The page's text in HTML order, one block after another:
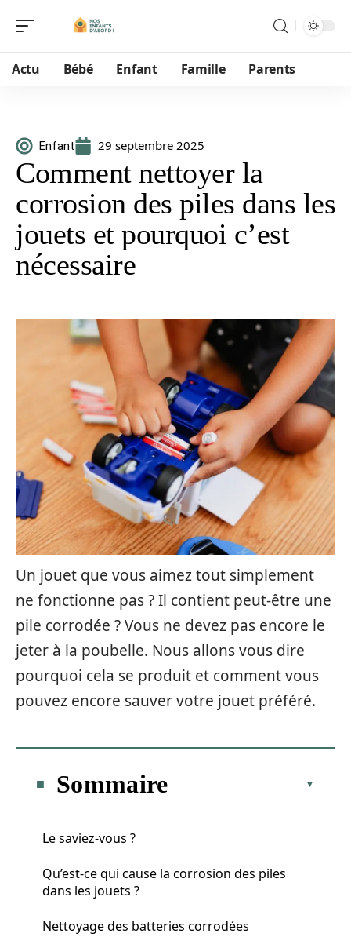
Actu Bébé Enfant Famille Parents
Enfant 29 septembre 2025
Comment nettoyer la
corrosion des piles dans les
jouets et pourquoi c’est
nécessaire
Un jouet que vous aimez tout simplement
ne fonctionne pas ? Il contient peut-être une
pile corrodée ? Vous ne devez pas encore le
jeter à la poubelle. Nous allons vous dire
pourquoi cela se produit et comment vous
pouvez encore sauver votre jouet préféré.
Sommaire
Le saviez-vous ?
Qu’est-ce qui cause la corrosion des piles
dans les jouets ?
Nettoyage des batteries corrodées